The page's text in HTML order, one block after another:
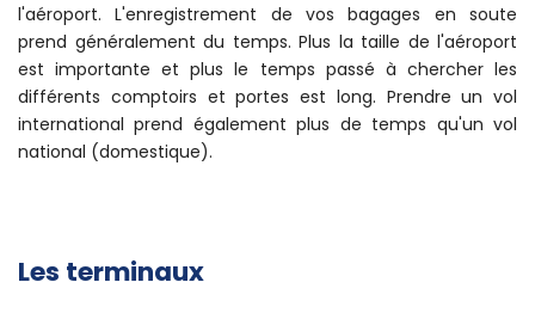
l'aéroport. L'enregistrement de vos bagages en soute
prend généralement du temps. Plus la taille de l'aéroport
est importante et plus le temps passé à chercher les
différents comptoirs et portes est long. Prendre un vol
international prend également plus de temps qu'un vol
national (domestique).
Les terminaux